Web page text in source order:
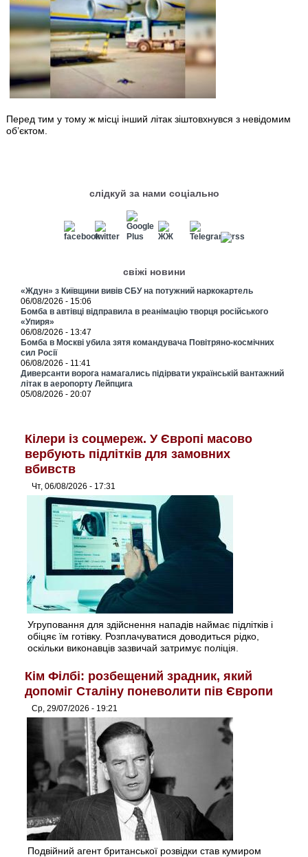
Перед тим у тому ж місці інший літак зіштовхнувся з невідомим
об’єктом.
слідкуй за нами соціально
свіжі новини
«Ждун» з Київщини вивів СБУ на потужний наркокартель
06/08/2026 - 15:06
Бомба в автівці відправила в реанімацію творця російського
«Упиря»
06/08/2026 - 13:47
Бомба в Москві убила зятя командувача Повітряно-космічних
сил Росії
06/08/2026 - 11:41
Диверсанти ворога намагались підірвати українській вантажний
літак в аеропорту Лейпцига
05/08/2026 - 20:07
Кілери із соцмереж. У Європі масово
вербують підлітків для замовних
вбивств
Чт, 06/08/2026 - 17:31
Угруповання для здійснення нападів наймає підлітків і
обіцяє їм готівку. Розплачуватися доводиться рідко,
оскільки виконавців зазвичай затримує поліція.
Кім Філбі: розбещений зрадник, який
допоміг Сталіну поневолити пів Європи
Ср, 29/07/2026 - 19:21
Подвійний агент британської розвідки став кумиром